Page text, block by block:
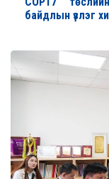
байдлын үзлэг